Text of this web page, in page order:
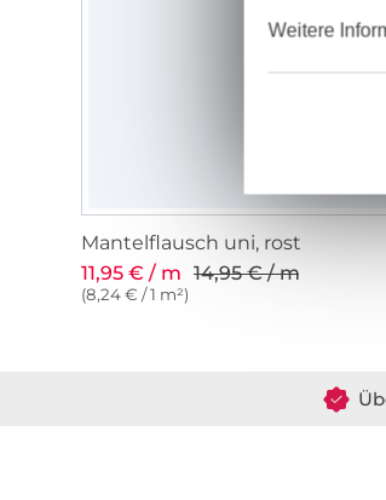
Mantelflausch uni, rost
11,95 € / m 14,95 € / m
(8,24 € / 1 m²)
Weitere